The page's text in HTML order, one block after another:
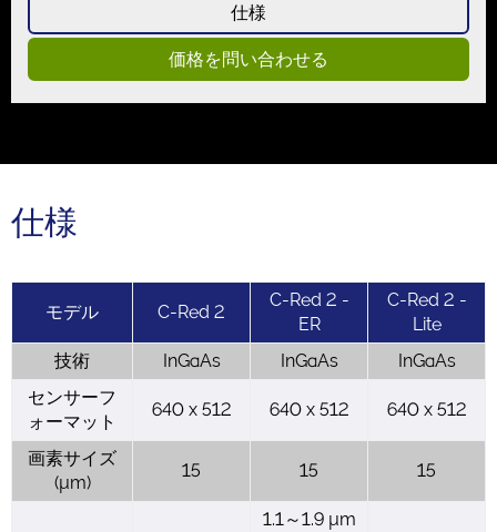
仕様
価格を問い合わせる
仕様
モデル C-Red 2
C-Red 2 -
ER
C-Red 2 -
Lite
技術
InGaAs InGaAs
InGaAs
センサーフ
ォーマット
640 x 512 640 x 512 640 x 512
画素サイズ
(µm)
15 15 15
1.1～1.9 µm